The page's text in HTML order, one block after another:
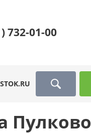
732-01-00
Пулково